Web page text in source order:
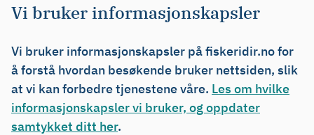
Vi bruker informasjonskapsler
Vi bruker informasjonskapsler på fiskeridir.no for
å forstå hvordan besøkende bruker nettsiden, slik
at vi kan forbedre tjenestene våre. Les om hvilke
informasjonskapsler vi bruker, og oppdater
samtykket ditt her.